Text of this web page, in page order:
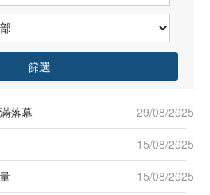
篩選
落幕
29/08/2025
15/08/2025
15/08/2025